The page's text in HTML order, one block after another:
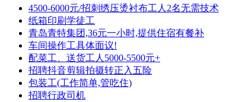
4500-6000元/招刺绣压烫衬布工人2名无需技术
纸箱印刷学徒工
青岛青特集团,36元一小时,提供住宿有餐补
车间操作工具体面议!
配菜工、送货工人5000-5500元+
招聘抖音剪辑拍摄转正入五险
包装工(工作简单,管吃住)
招聘行政司机